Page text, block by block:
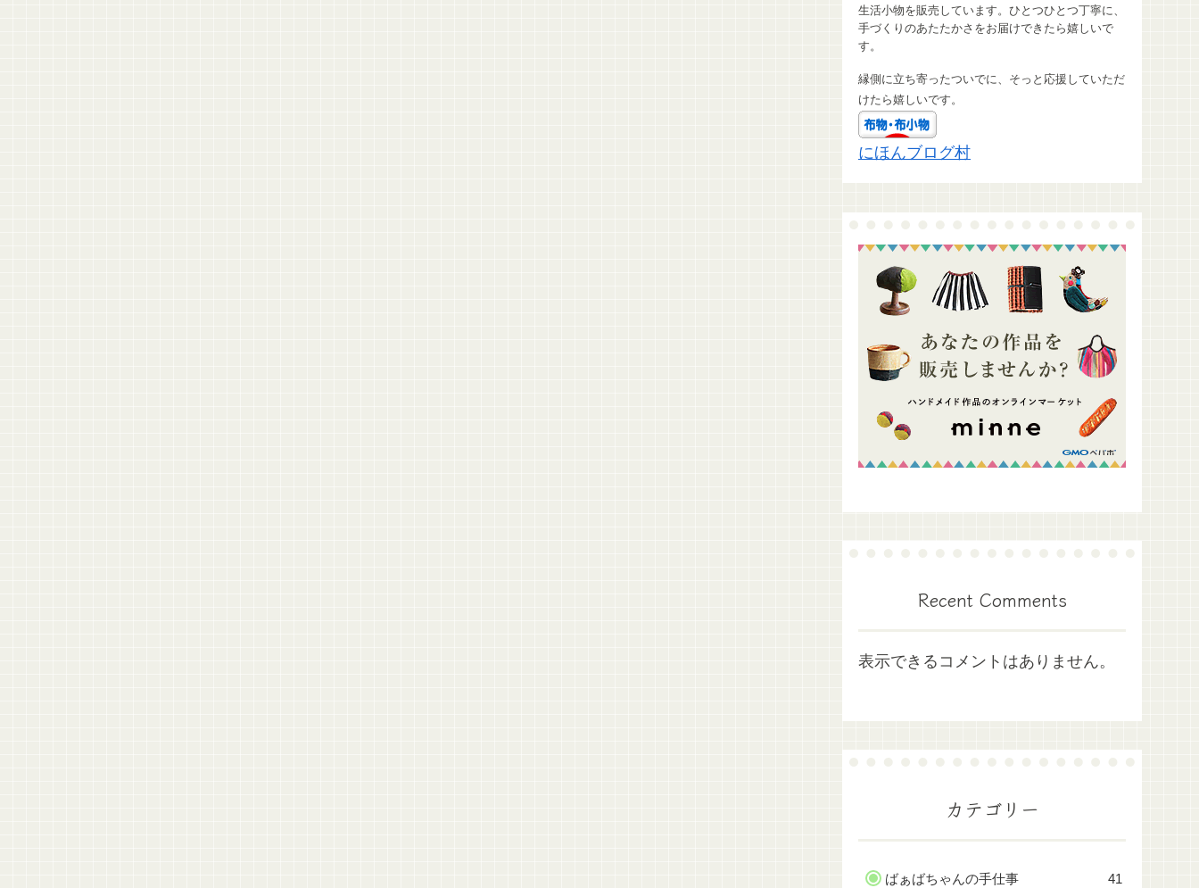
生活小物を販売しています。ひとつひとつ丁寧に、
手づくりのあたたかさをお届けできたら嬉しいで
す。
縁側に立ち寄ったついでに、そっと応援していただ
けたら嬉しいです。
にほんブログ村
Recent Comments
表示できるコメントはありません。
カテゴリー
ばぁばちゃんの手仕事 41